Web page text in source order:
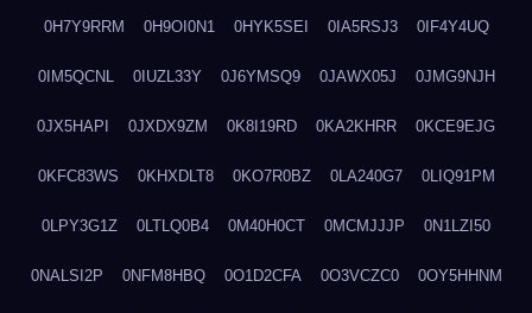
0H7Y9RRM 0H9OI0N1 0HYK5SEI 0IA5RSJ3 0IF4Y4UQ
0IM5QCNL 0IUZL33Y 0J6YMSQ9 0JAWX05J 0JMG9NJH
0JX5HAPI 0JXDX9ZM 0K8I19RD 0KA2KHRR 0KCE9EJG
0KFC83WS 0KHXDLT8 0KO7R0BZ 0LA240G7 0LIQ91PM
0LPY3G1Z 0LTLQ0B4 0M40H0CT 0MCMJJJP 0N1LZI50
0NALSI2P 0NFM8HBQ 0O1D2CFA 0O3VCZC0 0OY5HHNM